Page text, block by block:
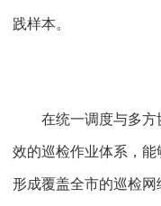
践样本。
在统一调度与多方
效的巡检作业体系，
形成覆盖全市的巡检